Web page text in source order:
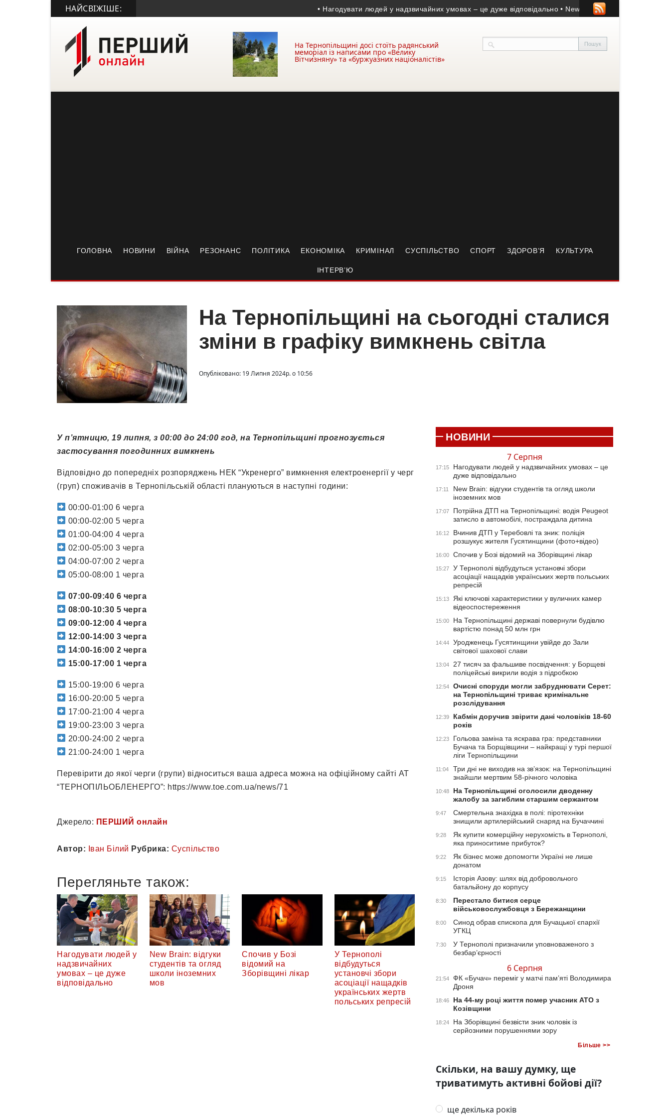
НАЙСВІЖІШЕ: • Нагодувати людей у надзвичайних умовах – це дуже відповідально • New Brain: відгуки студентів та
На Тернопільщині досі стоїть радянський
меморіал із написами про «Велику
Вітчизняну» та «буржуазних націоналістів»
ГОЛОВНА НОВИНИ ВІЙНА РЕЗОНАНС ПОЛІТИКА ЕКОНОМІКА КРИМІНАЛ СУСПІЛЬСТВО СПОРТ ЗДОРОВ’Я КУЛЬТУРА
ІНТЕРВ’Ю
На Тернопільщині на сьогодні сталися
зміни в графіку вимкнень світла
Опубліковано: 19 Липня 2024р. о 10:56
У п’ятницю, 19 липня, з 00:00 до 24:00 год, на Тернопільщині прогнозується
застосування погодинних вимкнень
Відповідно до попередніх розпоряджень НЕК “Укренерго” вимкнення електроенергії у черг
(груп) споживачів в Тернопільській області плануються в наступні години:
00:00-01:00 6 черга
00:00-02:00 5 черга
01:00-04:00 4 черга
02:00-05:00 3 черга
04:00-07:00 2 черга
05:00-08:00 1 черга
07:00-09:40 6 черга
08:00-10:30 5 черга
09:00-12:00 4 черга
12:00-14:00 3 черга
14:00-16:00 2 черга
15:00-17:00 1 черга
15:00-19:00 6 черга
16:00-20:00 5 черга
17:00-21:00 4 черга
19:00-23:00 3 черга
20:00-24:00 2 черга
21:00-24:00 1 черга
Перевірити до якої черги (групи) відноситься ваша адреса можна на офіційному сайті АТ
“ТЕРНОПІЛЬОБЛЕНЕРГО”: https://www.toe.com.ua/news/71
Джерело: ПЕРШИЙ онлайн
Автор: Іван Білий Рубрика: Суспільство
Перегляньте також:
Нагодувати людей у
надзвичайних
умовах – це дуже
відповідально
New Brain: відгуки
студентів та огляд
школи іноземних
мов
Спочив у Бозі
відомий на
Зборівщині лікар
У Тернополі
відбудуться
установчі збори
асоціації нащадків
українських жертв
польських репресій
НОВИНИ
7 Серпня
17:15
Нагодувати людей у надзвичайних умовах – це
дуже відповідально
17:11
New Brain: відгуки студентів та огляд школи
іноземних мов
17:07
Потрійна ДТП на Тернопільщині: водія Peugeot
затисло в автомобілі, постраждала дитина
16:12
Вчинив ДТП у Теребовлі та зник: поліція
розшукує жителя Гусятинщини (фото+відео)
16:00 Спочив у Бозі відомий на Зборівщині лікар
15:27
У Тернополі відбудуться установчі збори
асоціації нащадків українських жертв польських
репресій
15:13
Які ключові характеристики у вуличних камер
відеоспостереження
15:00
На Тернопільщині державі повернули будівлю
вартістю понад 50 млн грн
14:44
Уродженець Гусятинщини увійде до Зали
світової шахової слави
13:04
27 тисяч за фальшиве посвідчення: у Борщеві
поліцейські викрили водія з підробкою
12:54
Очисні споруди могли забруднювати Серет:
на Тернопільщині триває кримінальне
розслідування
12:39
Кабмін доручив звірити дані чоловіків 18-60
років
12:23
Гольова заміна та яскрава гра: представники
Бучача та Борщівщини – найкращі у турі першої
ліги Тернопільщини
11:04
Три дні не виходив на зв’язок: на Тернопільщині
знайшли мертвим 58-річного чоловіка
10:48
На Тернопільщині оголосили дводенну
жалобу за загиблим старшим сержантом
9:47
Смертельна знахідка в полі: піротехніки
знищили артилерійський снаряд на Бучаччині
9:28
Як купити комерційну нерухомість в Тернополі,
яка приноситиме прибуток?
9:22
Як бізнес може допомогти Україні не лише
донатом
9:15
Історія Азову: шлях від добровольчого
батальйону до корпусу
8:30
Перестало битися серце
військовослужбовця з Бережанщини
8:00
Синод обрав єпископа для Бучацької єпархії
УГКЦ
7:30
У Тернополі призначили уповноваженого з
безбар’єрності
6 Серпня
21:54
ФК «Бучач» переміг у матчі пам’яті Володимира
Дроня
18:46
На 44-му році життя помер учасник АТО з
Козівщини
18:24
На Зборівщині безвісти зник чоловік із
серйозними порушеннями зору
Більше >>
Скільки, на вашу думку, ще
триватимуть активні бойові дії?
ще декілька років